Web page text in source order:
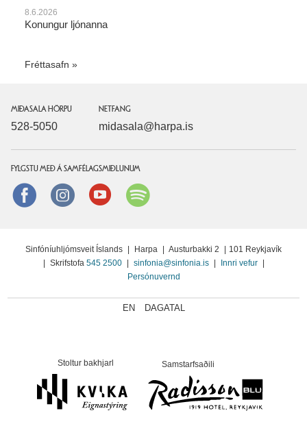
8.6.2026
Konungur ljónanna
Fréttasafn
MIÐASALA HÖRPU
528-5050
NETFANG
midasala@harpa.is
FYLGSTU MEÐ Á SAMFÉLAGSMIÐLUNUM
FacebookinstagramYoutube
Sinfóníuhljómsveit Íslands Harpa Austurbakki 2
101 Reykjavík
Skrifstofa 545 2500 sinfonia@sinfonia.is Innri vefur
Persónuvernd
EN DAGATAL
Stoltur bakhjarl Samstarfsaðili